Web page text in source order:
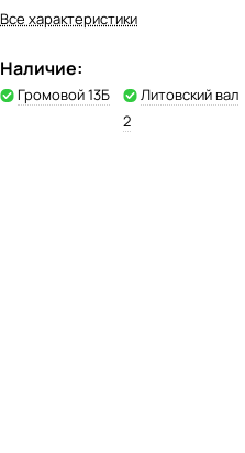
Все характеристики
Наличие:
Громовой 13Б
Литовский вал
2